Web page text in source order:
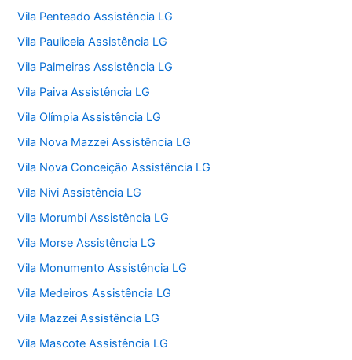
Vila Penteado Assistência LG
Vila Pauliceia Assistência LG
Vila Palmeiras Assistência LG
Vila Paiva Assistência LG
Vila Olímpia Assistência LG
Vila Nova Mazzei Assistência LG
Vila Nova Conceição Assistência LG
Vila Nivi Assistência LG
Vila Morumbi Assistência LG
Vila Morse Assistência LG
Vila Monumento Assistência LG
Vila Medeiros Assistência LG
Vila Mazzei Assistência LG
Vila Mascote Assistência LG